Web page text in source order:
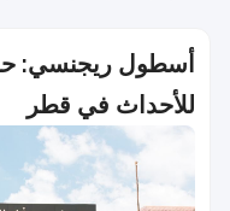
أسطول ريجنسي:
للأحداث في قطر